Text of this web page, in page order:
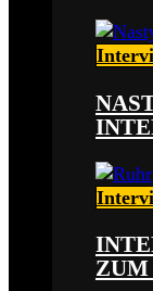
ZUM